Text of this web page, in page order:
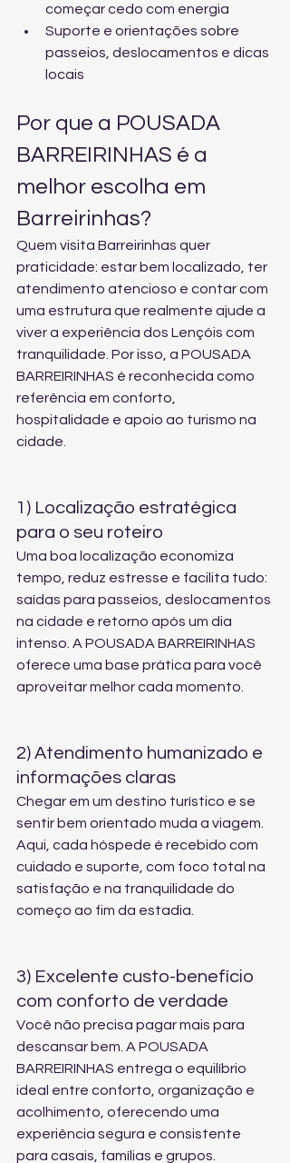
começar cedo com energia
Suporte e orientações sobre
passeios, deslocamentos e dicas
locais
Por que a POUSADA
BARREIRINHAS é a
melhor escolha em
Barreirinhas?
Quem visita Barreirinhas quer
praticidade: estar bem localizado, ter
atendimento atencioso e contar com
uma estrutura que realmente ajude a
viver a experiência dos Lençóis com
tranquilidade. Por isso, a POUSADA
BARREIRINHAS é reconhecida como
referência em conforto,
hospitalidade e apoio ao turismo na
cidade.
1) Localização estratégica
para o seu roteiro
Uma boa localização economiza
tempo, reduz estresse e facilita tudo:
saídas para passeios, deslocamentos
na cidade e retorno após um dia
intenso. A POUSADA BARREIRINHAS
oferece uma base prática para você
aproveitar melhor cada momento.
2) Atendimento humanizado e
informações claras
Chegar em um destino turístico e se
sentir bem orientado muda a viagem.
Aqui, cada hóspede é recebido com
cuidado e suporte, com foco total na
satisfação e na tranquilidade do
começo ao fim da estadia.
3) Excelente custo-benefício
com conforto de verdade
Você não precisa pagar mais para
descansar bem. A POUSADA
BARREIRINHAS entrega o equilíbrio
ideal entre conforto, organização e
acolhimento, oferecendo uma
experiência segura e consistente
para casais, famílias e grupos.